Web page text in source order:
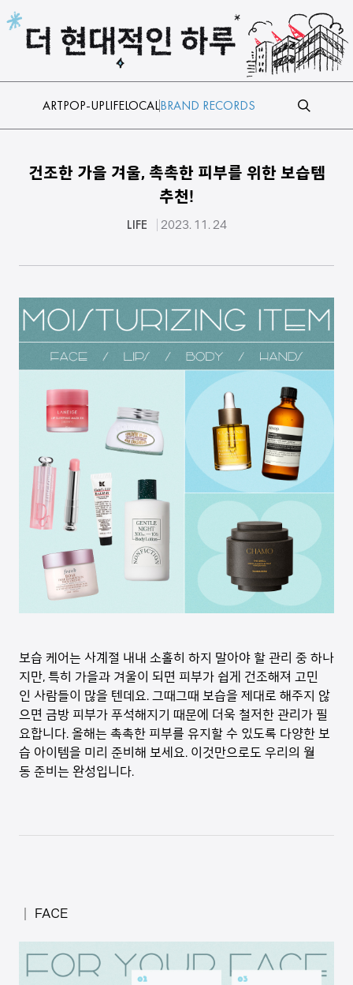
본문 바로가기
ARTPOP-UPLIFELOCALBRAND RECORDS
건조한 가을 겨울, 촉촉한 피부를 위한 보습템
추천!
LIFE 2023. 11. 24
보습 케어는 사계절 내내 소홀히 하지 말아야 할 관리 중 하나
지만, 특히 가을과 겨울이 되면 피부가 쉽게 건조해져 고민
인 사람들이 많을 텐데요. 그때그때 보습을 제대로 해주지 않
으면 금방 피부가 푸석해지기 때문에 더욱 철저한 관리가 필
요합니다. 올해는 촉촉한 피부를 유지할 수 있도록 다양한 보
습 아이템을 미리 준비해 보세요. 이것만으로도 우리의 월
동 준비는 완성입니다.
│ FACE